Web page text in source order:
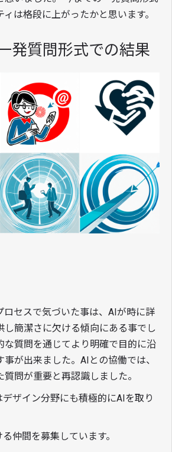
は格段に上がったかと思います。
発質問形式での結果
ロセスで気づいた事は、AIが時に詳
し簡潔さに欠ける傾向にある事でし
な質問を通じてより明確で目的に沿
が出来ました。AIとの協働では、
問が重要と再認識しました。
ザイン分野にも積極的にAIを取り
仲間を募集しています。